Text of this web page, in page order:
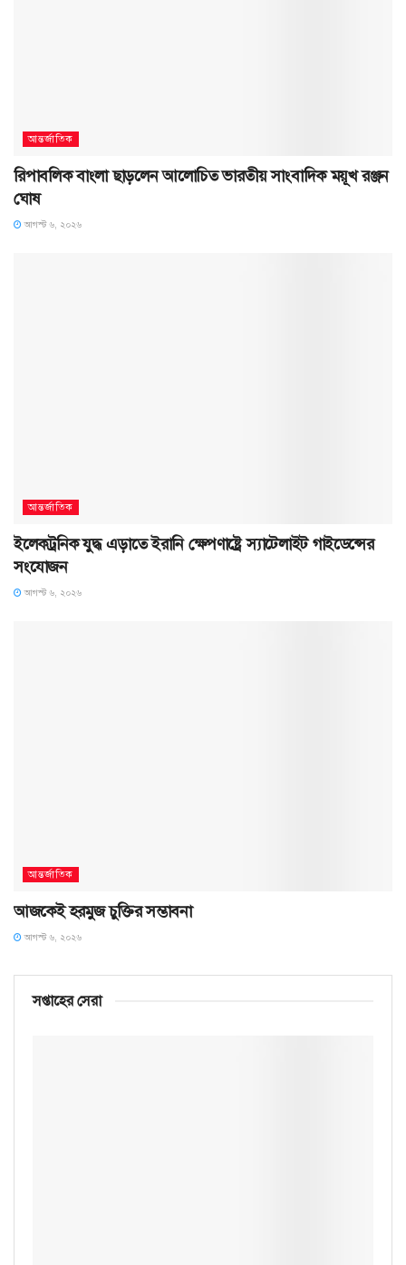
আন্তর্জাতিক
রিপাবলিক বাংলা ছাড়লেন আলোচিত ভারতীয় সাংবাদিক ময়ূখ রঞ্জন
ঘোষ
আগস্ট ৬, ২০২৬
আন্তর্জাতিক
ইলেকট্রনিক যুদ্ধ এড়াতে ইরানি ক্ষেপণাষ্ট্রে স্যাটেলাইট গাইডেন্সের
সংযোজন
আগস্ট ৬, ২০২৬
আন্তর্জাতিক
আজকেই হরমুজ চুক্তির সম্ভাবনা
আগস্ট ৬, ২০২৬
সপ্তাহের সেরা